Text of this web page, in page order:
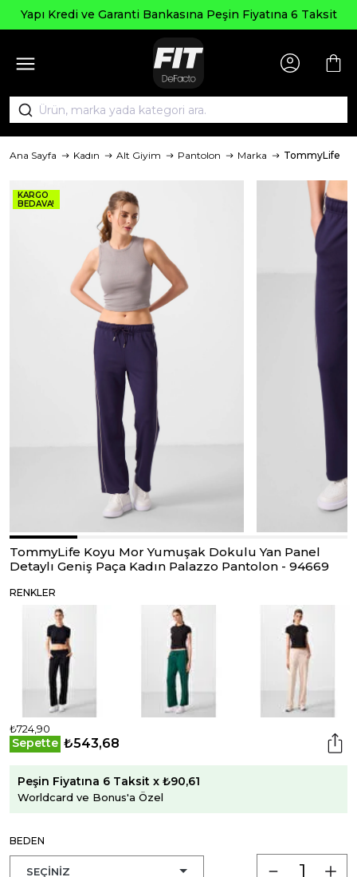
Yapı Kredi ve Garanti Bankasına Peşin Fiyatına 6 Taksit
Ana Sayfa Kadın Alt Giyim Pantolon Marka TommyLife
KARGO
BEDAVA!
TommyLife Koyu Mor Yumuşak Dokulu Yan Panel
Detaylı Geniş Paça Kadın Palazzo Pantolon - 94669
RENKLER
₺724,90
Sepette ₺543,68
Peşin Fiyatına 6 Taksit x ₺90,61
Worldcard ve Bonus'a Özel
BEDEN